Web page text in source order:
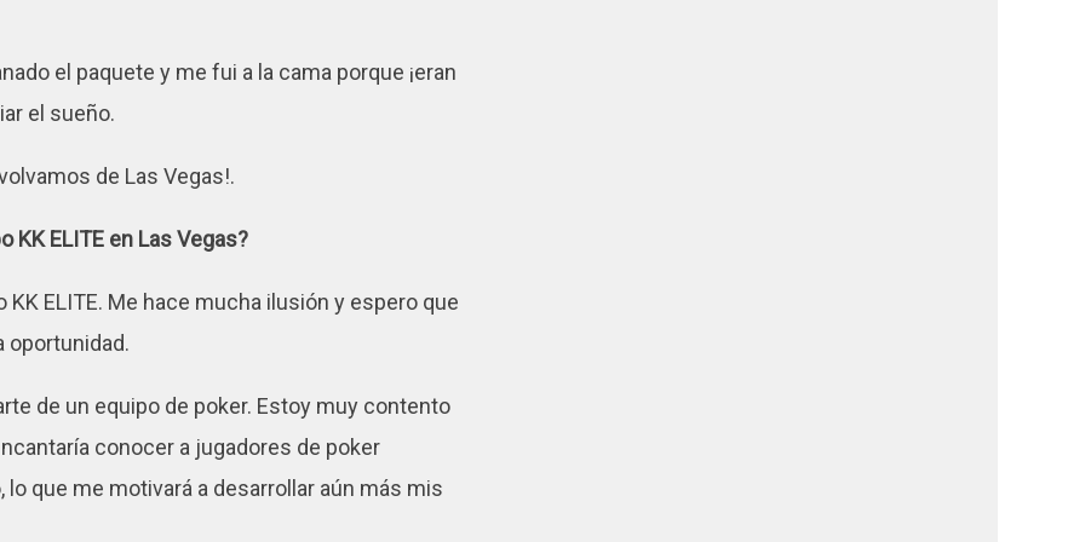
el paquete y me fui a la cama porque ¡eran
el sueño.
de Las Vegas!.
ELITE en Las Vegas?
KK ELITE. Me hace mucha ilusión y espero que
oportunidad.
de un equipo de poker. Estoy muy contento
conocer a jugadores de poker
que me motivará a desarrollar aún más mis